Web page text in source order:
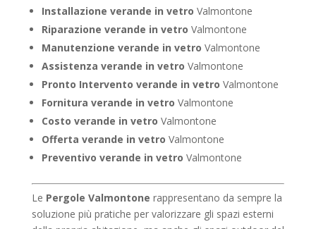
Installazione verande in vetro Valmontone
Riparazione verande in vetro Valmontone
Manutenzione verande in vetro Valmontone
Assistenza verande in vetro Valmontone
Pronto Intervento verande in vetro Valmontone
Fornitura verande in vetro Valmontone
Costo verande in vetro Valmontone
Offerta verande in vetro Valmontone
Preventivo verande in vetro Valmontone
Le Pergole Valmontone rappresentano da sempre la
soluzione più pratiche per valorizzare gli spazi esterni